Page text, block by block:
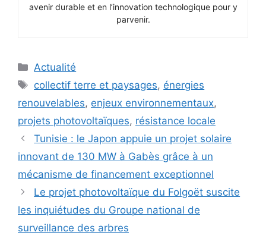
avenir durable et en l’innovation technologique pour y
parvenir.
Catégories
Actualité
Étiquettes
collectif terre et paysages, énergies
renouvelables, enjeux environnementaux,
projets photovoltaïques, résistance locale
Tunisie : le Japon appuie un projet solaire
innovant de 130 MW à Gabès grâce à un
mécanisme de financement exceptionnel
Le projet photovoltaïque du Folgoët suscite
les inquiétudes du Groupe national de
surveillance des arbres